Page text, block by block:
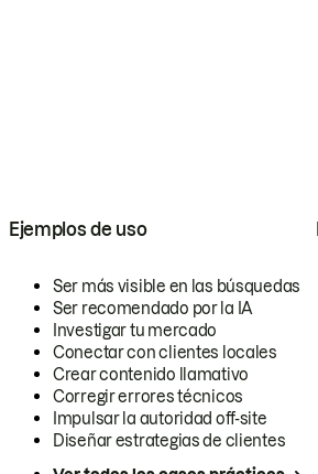
Ejemplos de uso
Ser más visible en las búsquedas
Ser recomendado por la IA
Investigar tu mercado
Conectar con clientes locales
Crear contenido llamativo
Corregir errores técnicos
Impulsar la autoridad off-site
Diseñar estrategias de clientes